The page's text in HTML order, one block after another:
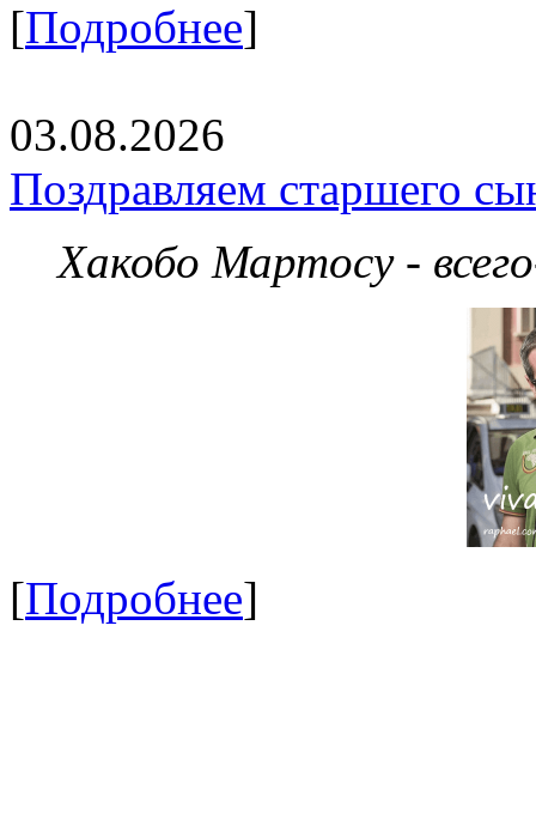
[Подробнее]
03.08.2026
Поздравляем старшего
Хакобо Мартосу -
[Подробнее]